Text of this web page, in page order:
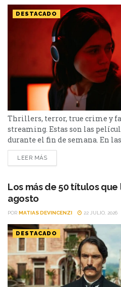
DESTACADO
Thrillers, terror, true crime y
streaming. Estas son las
durante el fin de semana. En
streaming aparecen propuestas
un thriller español cargado de
película de terror psicológico y
LEER MÁS
Los más de 50 títulos
agosto
POR MATIAS DEVINCENZI 22 JULIO, 2026
DESTACADO